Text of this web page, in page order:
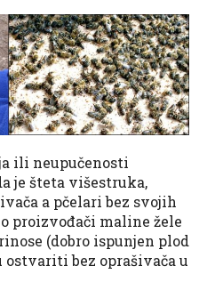
ili neupučenosti
je šteta višestruka,
a pčelari bez svojih
proizvođači maline žele
(dobro ispunjen plod
ostvariti bez oprašivača u